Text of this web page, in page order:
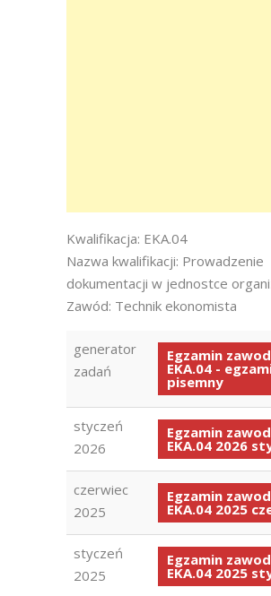
Kwalifikacja: EKA.04
Nazwa kwalifikacji: Prowadzenie
dokumentacji w jednostce
Zawód: Technik ekonomista
generator
zadań
Egzamin
EKA.04 -
pisemny
styczeń
2026
Egzamin
EKA.04 2026
czerwiec
2025
Egzamin
EKA.04 2025
styczeń
2025
Egzamin
EKA.04 2025